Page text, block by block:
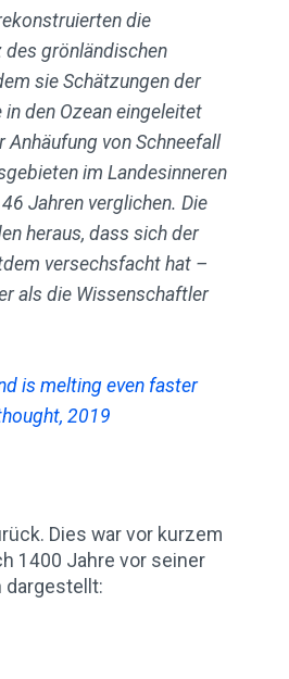
die
des grönländischen
sie Schätzungen der
in den Ozean eingeleitet
Anhäufung von Schneefall
im Landesinneren
Jahren verglichen. Die
heraus, dass sich der
versechsfacht hat –
als die Wissenschaftler
is melting even faster
2019
Dies war vor kurzem
1400 Jahre vor seiner
dargestellt: